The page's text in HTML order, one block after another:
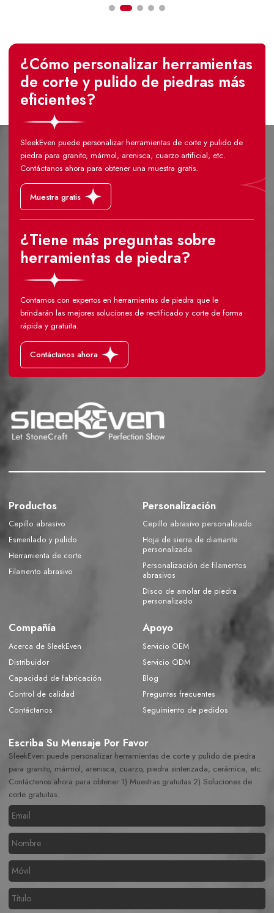
¿Cómo personalizar herramientas
de corte y pulido de piedras más
eficientes?
SleekEven puede personalizar herramientas de corte y pulido de
piedra para granito, mármol, arenisca, cuarzo artificial, etc.
Contáctanos ahora para obtener una muestra gratis.
Muestra gratis
¿Tiene más preguntas sobre
herramientas de piedra?
Contamos con expertos en herramientas de piedra que le
brindarán las mejores soluciones de rectificado y corte de forma
rápida y gratuita.
Contáctanos ahora
Productos
Cepillo abrasivo
Esmerilado y pulido
Herramienta de corte
Filamento abrasivo
Personalización
Cepillo abrasivo personalizado
Hoja de sierra de diamante
personalizada
Personalización de filamentos
abrasivos
Disco de amolar de piedra
personalizado
Compañía
Acerca de SleekEven
Distribuidor
Capacidad de fabricación
Control de calidad
Contáctanos
Apoyo
Servicio OEM
Servicio ODM
Blog
Preguntas frecuentes
Seguimiento de pedidos
Escriba Su Mensaje Por Favor
SleekEven puede personalizar herramientas de corte y pulido de piedra
para granito, mármol, arenisca, cuarzo, piedra sinterizada, cerámica, etc.
Contáctenos ahora para obtener 1) Muestras gratuitas 2) Soluciones de
corte gratuitas.